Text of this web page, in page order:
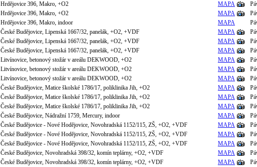
Hrdějovice 396, Makro, +O2 MAPA
Hrdějovice 396, Makro, +O2 MAPA
Hrdějovice 396, Makro, indoor MAPA
České Budějovice, Lipenská 1667/32, panelák, +O2, +VDF MAPA
České Budějovice, Lipenská 1667/32, panelák, +O2, +VDF MAPA
České Budějovice, Lipenská 1667/32, panelák, +O2, +VDF MAPA
Litvínovice, betonový stožár v areálu DEKWOOD, +O2 MAPA
Litvínovice, betonový stožár v areálu DEKWOOD, +O2 MAPA
Litvínovice, betonový stožár v areálu DEKWOOD, +O2 MAPA
České Budějovice, Matice školské 1786/17, poliklinika Jih, +O2 MAPA
České Budějovice, Matice školské 1786/17, poliklinika Jih, +O2 MAPA
České Budějovice, Matice školské 1786/17, poliklinika Jih, +O2 MAPA
České Budějovice, Nádražní 1759, Mercury, indoor MAPA
České Budějovice - Nové Hodějovice, Novohradská 1152/115, ZŠ, +O2, +VDF MAPA
České Budějovice - Nové Hodějovice, Novohradská 1152/115, ZŠ, +O2, +VDF MAPA
České Budějovice - Nové Hodějovice, Novohradská 1152/115, ZŠ, +O2, +VDF MAPA
České Budějovice, Novohradská 398/32, komín teplárny, +O2, +VDF MAPA
České Budějovice, Novohradská 398/32, komín teplárny, +O2, +VDF MAPA